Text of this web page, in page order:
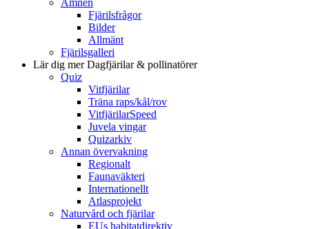
Fjärilsfrågor
Bilder
Allmänt
Fjärilsgalleri
Lär dig merDagfjärilar & pollinatörer
Quiz
Vitfjärilar
Träna raps/kål/rov
VitfjärilarSpeed
Juvela vingar
Quizarkiv
Annan övervakning
Regionalt
Faunaväkteri
Internationellt
Atlasprojekt
Naturvård och fjärilar
EUs habitatdirektiv